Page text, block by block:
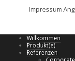
Impressum
Willkommen
Produkt(e)
Referenzen